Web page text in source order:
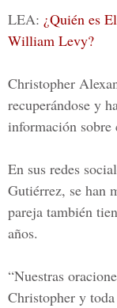
LEA: ¿Quién es
William Levy?
Christopher
recuperándose y
información sobre
En sus redes
Gutiérrez, se han
pareja también
años.
“Nuestras
Christopher y